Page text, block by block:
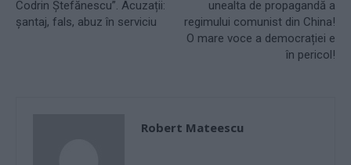
Codrin Ștefănescu”. Acuzații:
șantaj, fals, abuz în serviciu
unealta de propagandă a
regimului comunist din China!
O mare voce a democrației e
în pericol!
Robert Mateescu